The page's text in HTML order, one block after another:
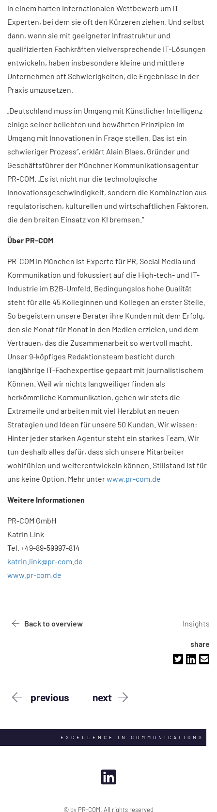
in einem harten internationalen Wettbewerb um IT-
Experten, bei dem sie oft den Kürzeren ziehen. Und selbst
dann, wenn sie mit geeigneter Infrastruktur und
qualifizierten Fachkräften vielversprechende IT-Lösungen
entwickeln, haben insbesondere kleine und mittlere
Unternehmen oft Schwierigkeiten, die Ergebnisse in der
Praxis umzusetzen.
„Deutschland muss im Umgang mit Künstlicher Intelligenz
einige seiner beliebten und bewährten Prinzipien im
Umgang mit Innovationen in Frage stellen. Das ist ein
schwieriger Prozess“, erklärt Alain Blaes, Gründer und
Geschäftsführer der Münchner Kommunikationsagentur
PR-COM. „Es ist nicht nur die technologische
Innovationsgeschwindigkeit, sondern die Kombination aus
regulatorischen, kulturellen und wirtschaftlichen Faktoren,
die den breiten Einsatz von KI bremsen.“
Über PR-COM
PR-COM in München ist Experte für PR, Social Media und
Kommunikation und fokussiert auf die High-tech- und IT-
Industrie im B2B-Umfeld. Bedingungslos hohe Qualität
steht für alle 45 Kolleginnen und Kollegen an erster Stelle.
So begeistern unsere Berater ihre Kunden mit dem Erfolg,
den sie Monat für Monat in den Medien erzielen, und dem
Vertrauen, das die Zusammenarbeit so wertvoll macht.
Unser 9-köpfiges Redaktionsteam besticht durch
langjährige IT-Fachexpertise gepaart mit journalistischem
Können. Weil wir nichts langweiliger finden als
herkömmliche Kommunikation, gehen wir stets die
Extrameile und arbeiten mit viel Herzblut an neuen
Strategien und Ideen für unsere 50 Kunden. Wir wissen:
Hinter jeder starken Agentur steht ein starkes Team. Wir
tun deshalb alles dafür, dass sich unsere Mitarbeiter
wohlfühlen und weiterentwickeln können. Stillstand ist für
uns keine Option. Mehr unterwww.pr-com.de
Weitere Informationen
PR-COM GmbH
Katrin Link
Tel. +49-89-59997-814
katrin.link@pr-com.de
www.pr-com.de
Back to overview Insights
share
previous next
EXCELLENCE IN COMMUNICATIONS
© by PR-COM. All rights reserved